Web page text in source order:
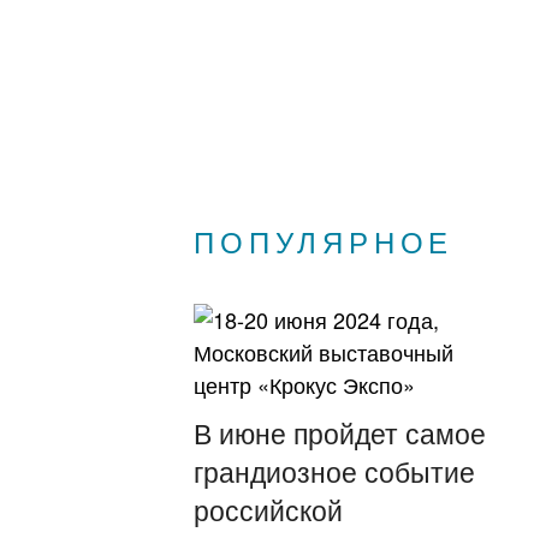
ПОПУЛЯРНОЕ
В июне пройдет самое
грандиозное событие
российской